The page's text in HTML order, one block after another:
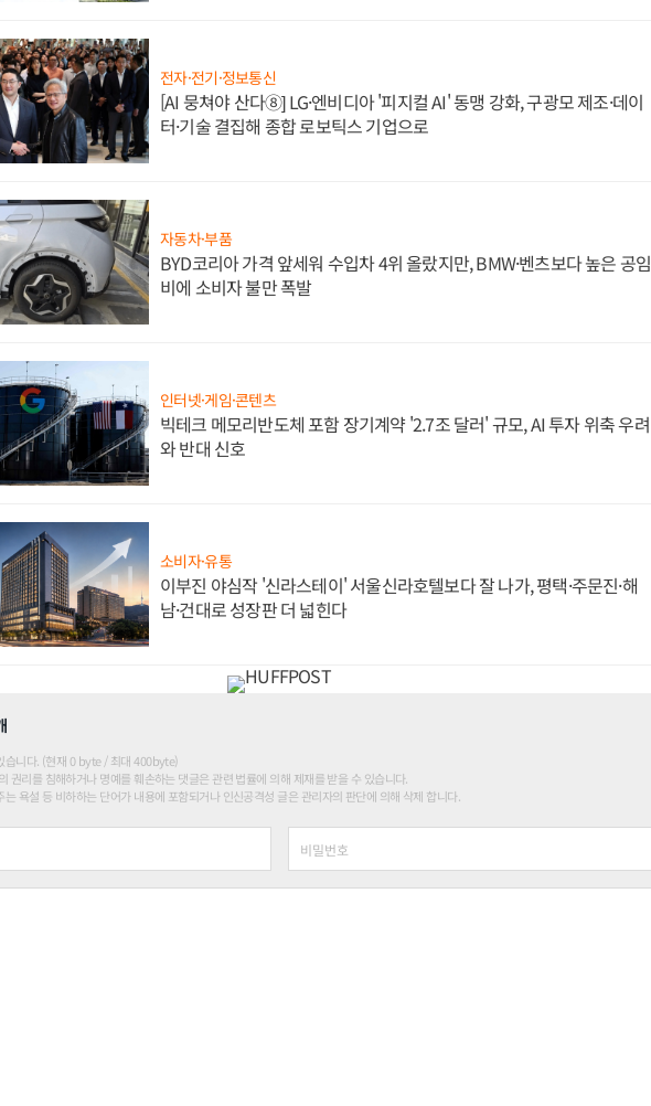
전자·전기·정보통신
[AI 뭉쳐야 산다⑧] LG·엔비디아 '피지컬 AI' 동맹 강화, 구광모 제조·데이
터·기술 결집해 종합 로보틱스 기업으로
자동차·부품
BYD코리아 가격 앞세워 수입차 4위 올랐지만, BMW·벤츠보다 높은 공임
비에 소비자 불만 폭발
인터넷·게임·콘텐츠
빅테크 메모리반도체 포함 장기계약 '2.7조 달러' 규모, AI 투자 위축 우려
와 반대 신호
소비자·유통
이부진 야심작 '신라스테이' 서울신라호텔보다 잘 나가, 평택·주문진·해
남·건대로 성장판 더 넓힌다
습니다. (현재 0 byte / 최대 400byte)
권리를 침해하거나 명예를 훼손하는 댓글은 관련 법률에 의해 제재를 받을 수 있습니다.
는 욕설 등 비하하는 단어가 내용에 포함되거나 인신공격성 글은 관리자의 판단에 의해 삭제 합니다.